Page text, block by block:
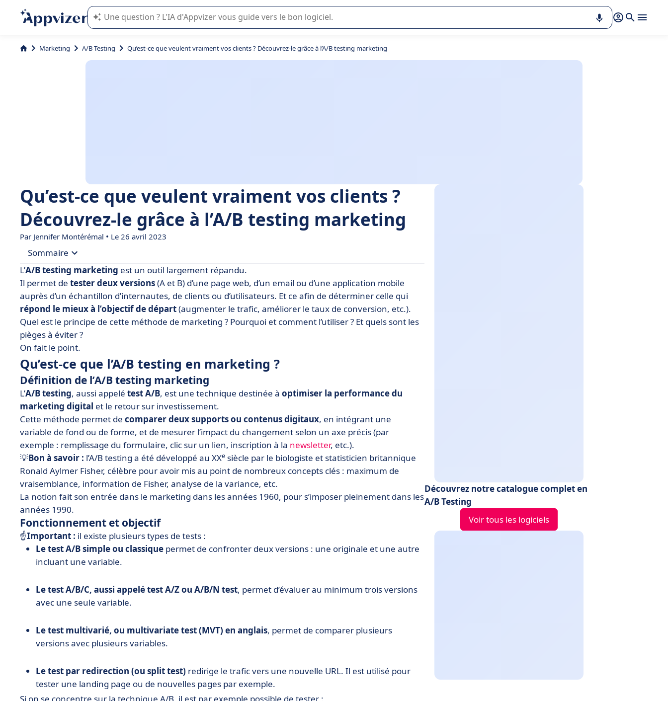
L'IA de Appvizer vous guide dans l'utilisation ou la sélection de logiciel SaaS en entreprise.
Marketing A/B Testing Qu’est-ce que veulent vraiment vos clients ? Découvrez-le grâce à l’A/B testing marketing
Qu’est-ce que veulent vraiment vos clients ?
Découvrez-le grâce à l’A/B testing marketing
Par Jennifer Montérémal • Le 26 avril 2023
Sommaire
• Qu’est-ce que l’A/B testing en marketing ?
• Les avantages de l’A/B testing en marketing
• Comment réaliser un A/B testing marketing efficace ?
• Quels outils pour réaliser un A/B testing marketing ?
• Les erreurs à éviter en A/B testing marketing
• A/ B testing marketing : on résume !
L’A/B testing marketing est un outil largement répandu.
Il permet de tester deux versions(A et B) d’une page web, d’un email ou d’une application mobile
auprès d’un échantillon d’internautes, de clients ou d’utilisateurs. Et ce afin de déterminer celle qui
répond le mieux à l’objectif de départ(augmenter le trafic, améliorer le taux de conversion, etc.).
Quel est le principe de cette méthode de marketing ? Pourquoi et comment l’utiliser ? Et quels sont les
pièges à éviter ?
On fait le point.
Qu’est-ce que l’A/B testing en marketing ?
Définition de l’A/B testing marketing
L’A/B testing, aussi appelé test A/B, est une technique destinée à optimiser la performance du
marketing digital et le retour sur investissement.
Cette méthode permet de comparer deux supports ou contenus digitaux, en intégrant une
variable de fond ou de forme, et de mesurer l’impact du changement selon un axe précis (par
exemple : remplissage du formulaire, clic sur un lien, inscription à la newsletter, etc.).
💡Bon à savoir : l’A/B testing a été développé au XXe siècle par le biologiste et statisticien britannique
Ronald Aylmer Fisher, célèbre pour avoir mis au point de nombreux concepts clés : maximum de
vraisemblance, information de Fisher, analyse de la variance, etc.
La notion fait son entrée dans le marketing dans les années 1960, pour s’imposer pleinement dans les
années 1990.
Fonctionnement et objectif
☝️Important : il existe plusieurs types de tests :
Le test A/B simple ou classique permet de confronter deux versions : une originale et une autre
incluant une variable.
Le test A/B/C, aussi appelé test A/Z ou A/B/N test, permet d’évaluer au minimum trois versions
avec une seule variable.
Le test multivarié, ou multivariate test (MVT) en anglais, permet de comparer plusieurs
versions avec plusieurs variables.
Le test par redirection (ou split test) redirige le trafic vers une nouvelle URL. Il est utilisé pour
tester une landing page ou de nouvelles pages par exemple.
Découvrez notre catalogue complet en
A/B Testing
Voir tous les logiciels